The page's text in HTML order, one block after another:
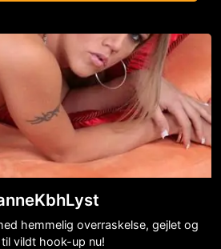
hemmelig overraskelse, gejlet og
til vildt hook-up nu!